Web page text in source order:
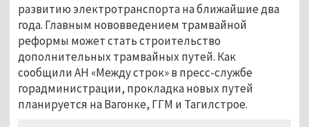
развитию электротранспорта на ближайшие два
года. Главным нововведением трамвайной
реформы может стать строительство
дополнительных трамвайных путей. Как
сообщили АН «Между строк» в пресс-службе
горадминистрации, прокладка новых путей
планируется на Вагонке, ГГМ и Тагилстрое.